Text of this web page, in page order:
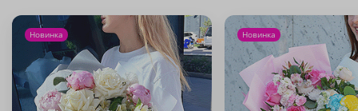
Новинка Новинка